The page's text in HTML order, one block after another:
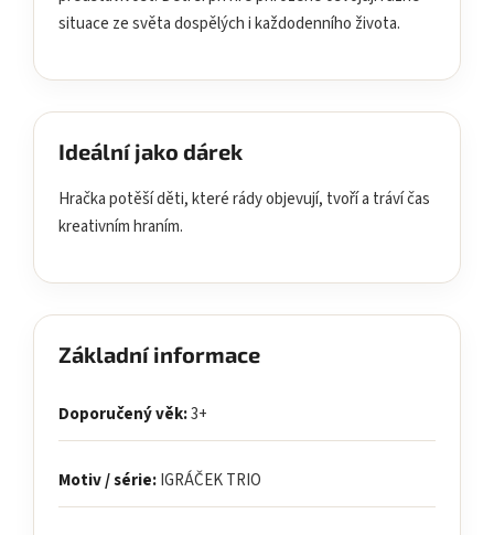
situace ze světa dospělých i každodenního života.
Ideální jako dárek
Hračka potěší děti, které rády objevují, tvoří a tráví čas
kreativním hraním.
Základní informace
Doporučený věk:3+
Motiv / série:IGRÁČEK TRIO